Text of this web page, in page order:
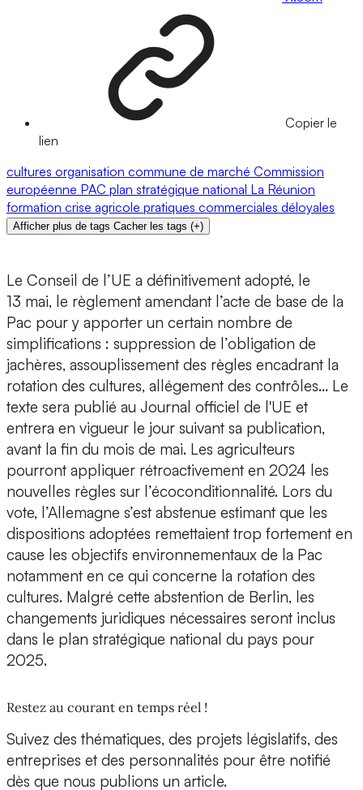
Copier le
lien
cultures organisation commune de marché Commission
européenne PAC plan stratégique national La Réunion
formation crise agricole pratiques commerciales déloyales
Afficher plus de tags Cacher les tags (+)
Le Conseil de l’UE a définitivement adopté, le
13 mai, le règlement amendant l’acte de base de la
Pac pour y apporter un certain nombre de
simplifications : suppression de l’obligation de
jachères, assouplissement des règles encadrant la
rotation des cultures, allégement des contrôles… Le
texte sera publié au Journal officiel de l'UE et
entrera en vigueur le jour suivant sa publication,
avant la fin du mois de mai. Les agriculteurs
pourront appliquer rétroactivement en 2024 les
nouvelles règles sur l’écoconditionnalité. Lors du
vote, l’Allemagne s’est abstenue estimant que les
dispositions adoptées remettaient trop fortement en
cause les objectifs environnementaux de la Pac
notamment en ce qui concerne la rotation des
cultures. Malgré cette abstention de Berlin, les
changements juridiques nécessaires seront inclus
dans le plan stratégique national du pays pour
2025.
Restez au courant en temps réel !
Suivez des thématiques, des projets législatifs, des
entreprises et des personnalités pour être notifié
dès que nous publions un article.